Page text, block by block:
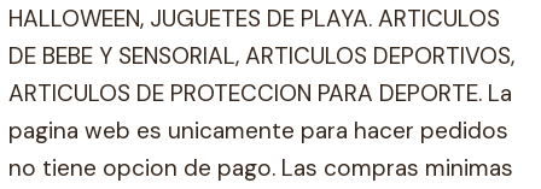
HALLOWEEN, JUGUETES DE PLAYA. ARTICULOS
DE BEBE Y SENSORIAL, ARTICULOS DEPORTIVOS,
ARTICULOS DE PROTECCION PARA DEPORTE. La
pagina web es unicamente para hacer pedidos
no tiene opcion de pago. Las compras minimas